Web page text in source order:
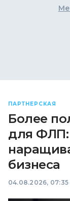
ПАРТНЕРСКАЯ
Более
для ФЛП:
бизнеса
04.08.2026, 07:35